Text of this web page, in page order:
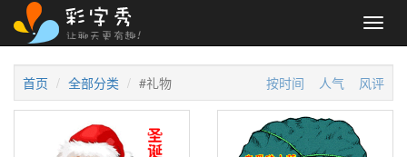
首页 全部分类 #礼物 按时间 人气 风评